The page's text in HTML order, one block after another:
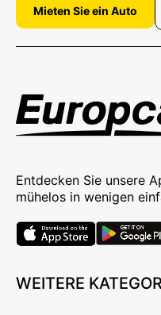
Mieten Sie ein Auto
Entdecken Sie unsere
mühelos in wenigen
WEITERE